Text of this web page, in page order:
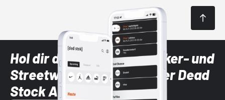
Hol dir die neuesten Sneaker- und
Streetwear-Brands mit der Dead
Stock App